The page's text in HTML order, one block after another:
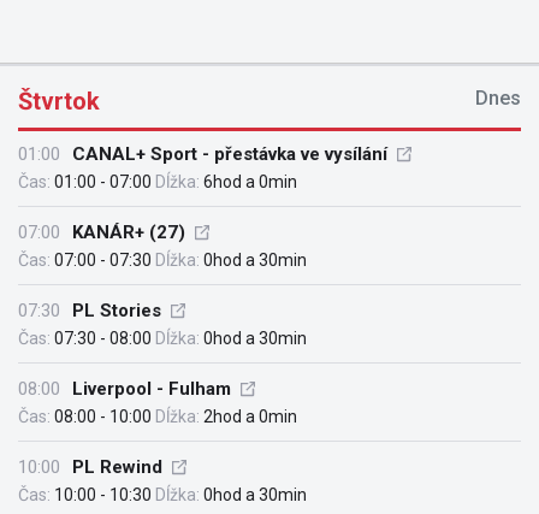
Štvrtok Dnes
01:00 CANAL+ Sport - přestávka ve vysílání
Čas: 01:00 - 07:00 Dĺžka: 6hod a 0min
07:00 KANÁR+ (27)
Čas: 07:00 - 07:30 Dĺžka: 0hod a 30min
07:30 PL Stories
Čas: 07:30 - 08:00 Dĺžka: 0hod a 30min
08:00 Liverpool - Fulham
Čas: 08:00 - 10:00 Dĺžka: 2hod a 0min
10:00 PL Rewind
Čas: 10:00 - 10:30 Dĺžka: 0hod a 30min